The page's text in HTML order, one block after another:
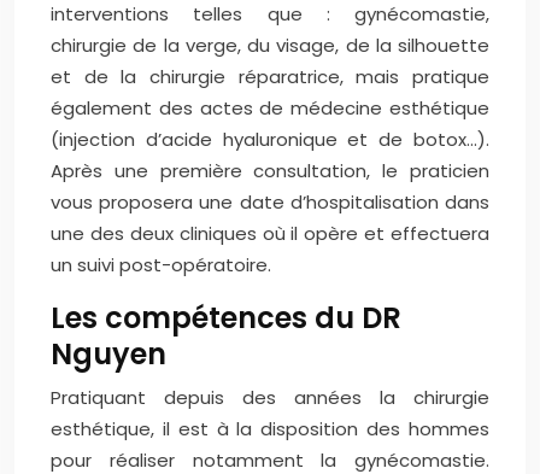
interventions telles que : gynécomastie,
chirurgie de la verge, du visage, de la silhouette
et de la chirurgie réparatrice, mais pratique
également des actes de médecine esthétique
(injection d’acide hyaluronique et de botox…).
Après une première consultation, le praticien
vous proposera une date d’hospitalisation dans
une des deux cliniques où il opère et effectuera
un suivi post-opératoire.
Les compétences du DR
Nguyen
Pratiquant depuis des années la chirurgie
esthétique, il est à la disposition des hommes
pour réaliser notamment la gynécomastie.